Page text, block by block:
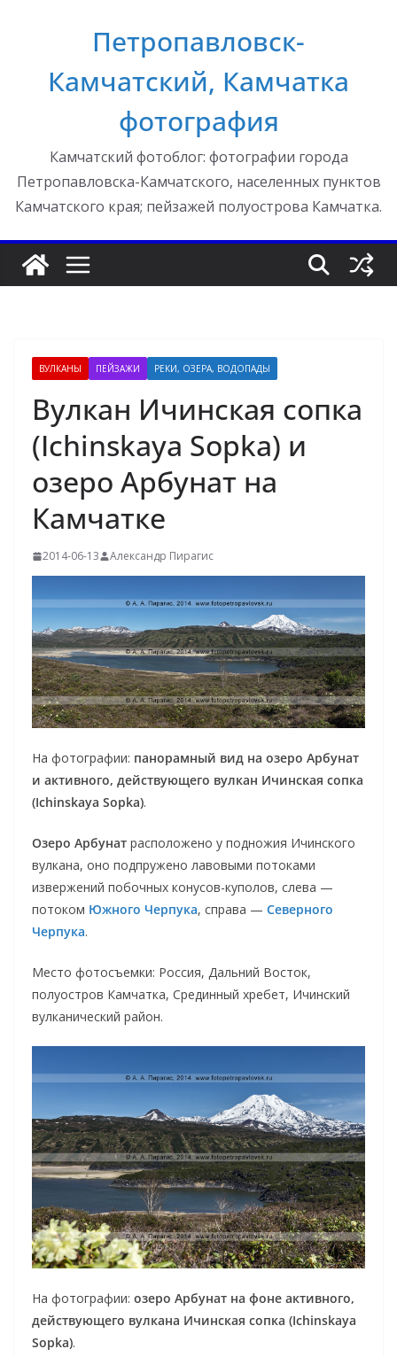
Петропавловск-
Камчатский, Камчатка
фотография
Камчатский фотоблог: фотографии города
Петропавловска-Камчатского, населенных пунктов
Камчатского края; пейзажей полуострова Камчатка.
ВУЛКАНЫ ПЕЙЗАЖИ РЕКИ, ОЗЕРА, ВОДОПАДЫ
Вулкан Ичинская сопка
(Ichinskaya Sopka) и
озеро Арбунат на
Камчатке
2014-06-13 Александр Пирагис
На фотографии: панорамный вид на озеро Арбунат
и активного, действующего вулкан Ичинская сопка
(Ichinskaya Sopka).
Озеро Арбунат расположено у подножия Ичинского
вулкана, оно подпружено лавовыми потоками
извержений побочных конусов-куполов, слева —
потоком Южного Черпука, справа — Северного
Черпука.
Место фотосъемки: Россия, Дальний Восток,
полуостров Камчатка, Срединный хребет, Ичинский
вулканический район.
На фотографии: озеро Арбунат на фоне активного,
действующего вулкана Ичинская сопка (Ichinskaya
Sopka).